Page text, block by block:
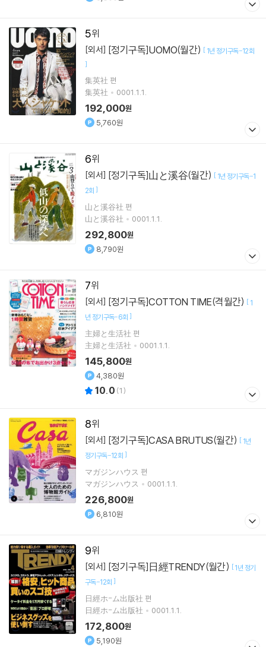
5
[외서] [정기구독]UOMO(월간) [ 1년 정기구독-12회
]
集英社 편
集英社
0001.1.1.
192,000원
5,760원
6
[외서] [정기구독]山と溪谷(월간) [ 1년 정기구독-1
2회 ]
山と溪谷社 편
山と溪谷社
0001.1.1.
292,800원
8,790원
7
[외서] [정기구독]COTTON TIME(격월간) [ 1
년 정기구독-6회 ]
主婦と生活社 편
主婦と生活社
0001.1.1.
145,800원
4,380원
10.0 (1)
8
[외서] [정기구독]CASA BRUTUS(월간) [ 1년
정기구독-12회 ]
マガジンハウス 편
マガジンハウス
0001.1.1.
226,800원
6,810원
9
[외서] [정기구독]日經TRENDY(월간) [1년 정기
구독-12회 ]
日經ホ-ム出版社 편
日經ホ-ム出版社
0001.1.1.
172,800원
5,190원